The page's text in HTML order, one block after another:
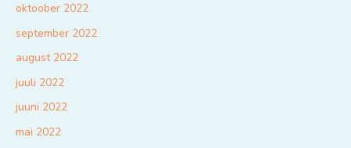
oktoober 2022
september 2022
august 2022
juuli 2022
juuni 2022
mai 2022